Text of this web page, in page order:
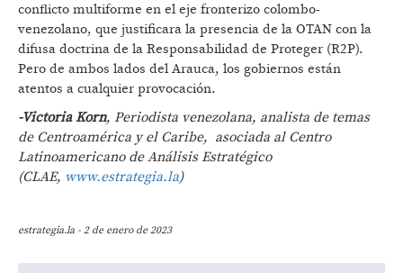
conflicto multiforme en el eje fronterizo colombo-
venezolano, que justificara la presencia de la OTAN con la
difusa doctrina de la Responsabilidad de Proteger (R2P).
Pero de ambos lados del Arauca, los gobiernos están
atentos a cualquier provocación.
-Victoria Korn, Periodista venezolana, analista de temas
de Centroamérica y el Caribe, asociada al Centro
Latinoamericano de Análisis Estratégico
(CLAE, www.estrategia.la)
estrategia.la - 2 de enero de 2023